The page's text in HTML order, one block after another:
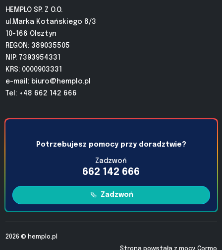
HEMPLO SP. Z O.O.
ul.Marka Kotańskiego 8/3
10-166 Olsztyn
REGON: 389035505
NIP: 7393954331
KRS: 0000903331
e-mail: biuro@hemplo.pl
Tel: +48 662 142 666
Potrzebujesz pomocy przy doradztwie?
Zadzwoń
662 142 666
Zadzwoń
2026 © hemplo.pl